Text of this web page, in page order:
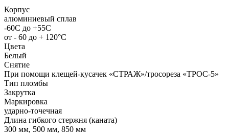
Корпус
алюминиевый сплав
-60С до +55С
от - 60 до + 120°C
Цвета
Белый
Снятие
При помощи клещей-кусачек «СТРАЖ»/тросореза «ТРОС-5»
Тип пломбы
Закрутка
Маркировка
ударно-точечная
Длина гибкого стержня (каната)
300 мм, 500 мм, 850 мм